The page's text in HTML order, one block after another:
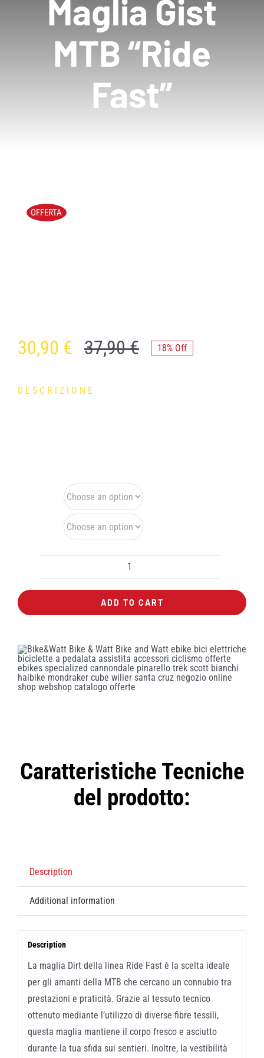
Maglia Gist
MTB “Ride
Fast”
OFFERTA
37,90€
30,90 € 18% Off
DESCRIZIONE
Maglia
Gist
MTB
quantity
ADD TO CART
Caratteristiche Tecniche
del prodotto:
Description
Additional information
Description
La maglia Dirt della linea Ride Fast è la scelta ideale
per gli amanti della MTB che cercano un connubio tra
prestazioni e praticità. Grazie al tessuto tecnico
ottenuto mediante l’utilizzo di diverse fibre tessili,
questa maglia mantiene il corpo fresco e asciutto
durante la tua sfida sui sentieri. Inoltre, la vestibilità